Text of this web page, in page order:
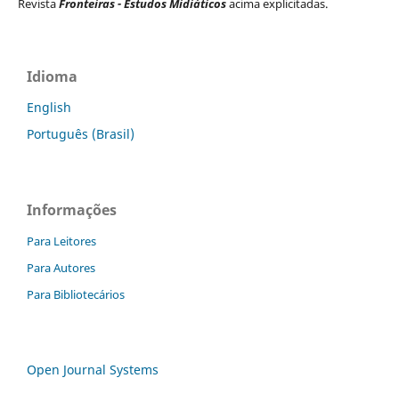
RevistaFronteiras - Estudos Midiáticosacima explicitadas.
Idioma
English
Português (Brasil)
Informações
Para Leitores
Para Autores
Para Bibliotecários
Open Journal Systems